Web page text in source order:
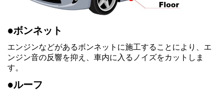
●ボンネット
エンジンなどがあるボンネットに施工することにより、エ
ンジン音の反響を抑え、車内に入るノイズをカットしま
す。
●ルーフ